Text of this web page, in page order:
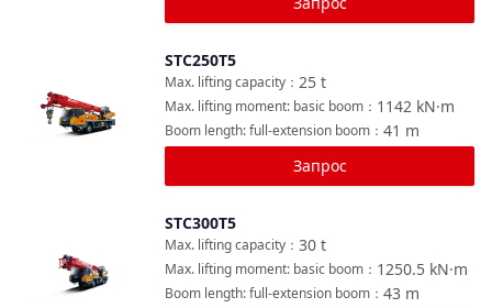
STC250T5
25 t
Max. lifting capacity ：
1142 kN·m
Max. lifting moment: basic boom ：
41 m
Boom length: full-extension boom ：
Запрос
STC300T5
30 t
Max. lifting capacity ：
1250.5 kN·m
Max. lifting moment: basic boom ：
43 m
Boom length: full-extension boom ：